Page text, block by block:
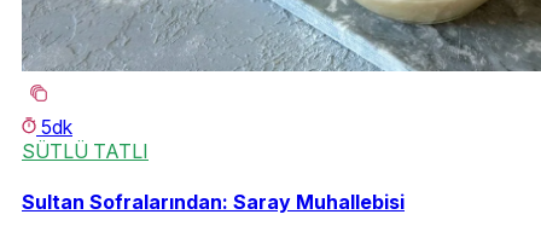
5dk
SÜTLÜ TATLI
Sultan Sofralarından: Saray Muhallebisi